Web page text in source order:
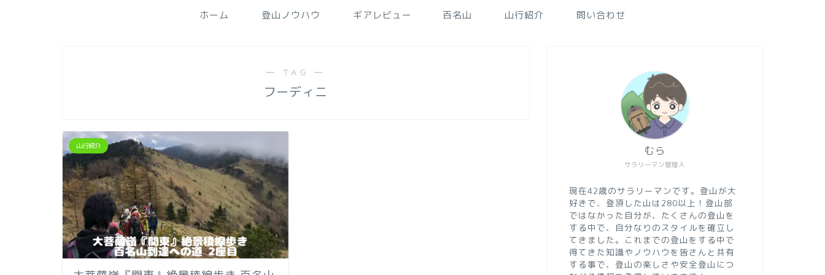
ホーム 登山ノウハウ ギアレビュー 百名山 山行紹介 問い合わせ
― TAG ―
フーディニ
山行紹介
サラリーマン管理人
むら
現在42歳のサラリーマンです。登山が大
好きで、登頂した山は280以上！登山部
ではなかった自分が、たくさんの登山を
する中で、自分なりのスタイルを確立し
てきました。これまでの登山をする中で
得てきた知識やノウハウを皆さんと共有
する事で、登山の楽しさや安全登山につ